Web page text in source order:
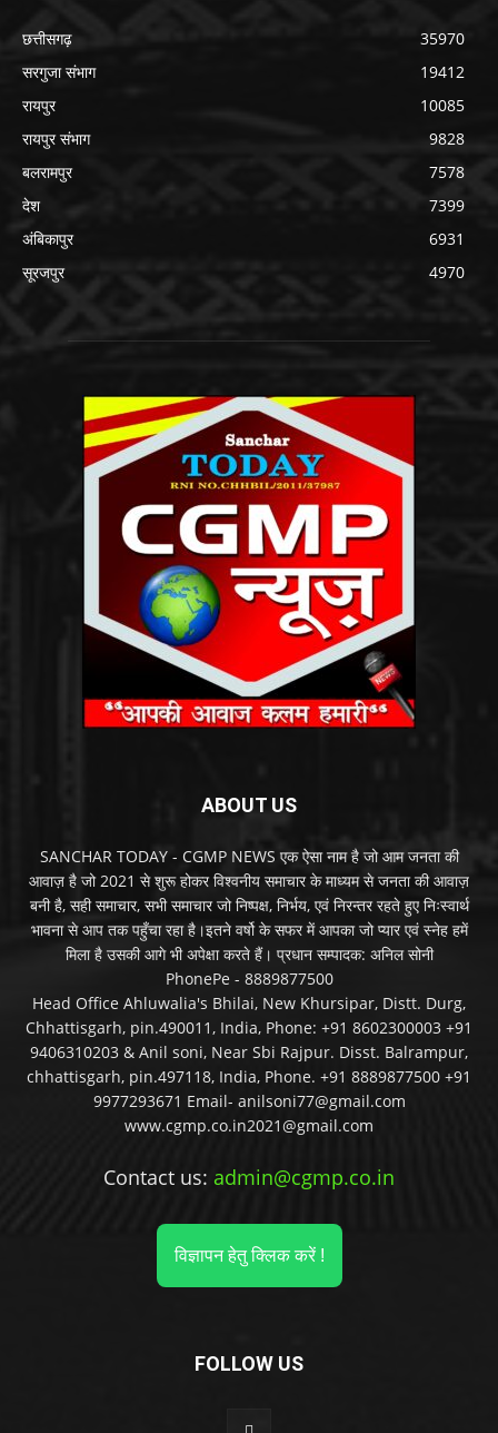
छत्तीसगढ़
35970
सरगुजा संभाग
19412
रायपुर
10085
रायपुर संभाग
9828
बलरामपुर
7578
देश
7399
अंबिकापुर
6931
सूरजपुर
4970
ABOUT US
SANCHAR TODAY - CGMP NEWS एक ऐसा नाम है जो आम जनता की
आवाज़ है जो 2021 से शुरू होकर विश्वनीय समाचार के माध्यम से जनता की आवाज़
बनी है, सही समाचार, सभी समाचार जो निष्पक्ष, निर्भय, एवं निरन्तर रहते हुए निःस्वार्थ
भावना से आप तक पहुँचा रहा है।इतने वर्षो के सफर में आपका जो प्यार एवं स्नेह हमें
मिला है उसकी आगे भी अपेक्षा करते हैं। प्रधान सम्पादक: अनिल सोनी
PhonePe - 8889877500
Head Office Ahluwalia's Bhilai, New Khursipar, Distt. Durg,
Chhattisgarh, pin.490011, India, Phone: +91 8602300003 +91
9406310203 & Anil soni, Near Sbi Rajpur. Disst. Balrampur,
chhattisgarh, pin.497118, India, Phone. +91 8889877500 +91
9977293671 Email- anilsoni77@gmail.com
www.cgmp.co.in2021@gmail.com
Contact us: admin@cgmp.co.in
विज्ञापन हेतु क्लिक करें !
FOLLOW US